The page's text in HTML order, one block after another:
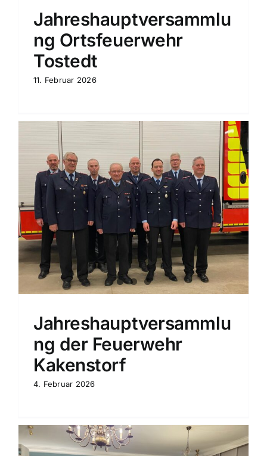
Jahreshauptversammlu
ng Ortsfeuerwehr
Tostedt
11. Februar 2026
Jahreshauptversammlu
ng der Feuerwehr
Kakenstorf
4. Februar 2026